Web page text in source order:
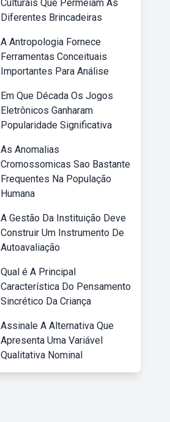
Culturais Que Permeiam As
Diferentes Brincadeiras
A Antropologia Fornece
Ferramentas Conceituais
Importantes Para Análise
Em Que Década Os Jogos
Eletrônicos Ganharam
Popularidade Significativa
As Anomalias
Cromossomicas Sao Bastante
Frequentes Na População
Humana
A Gestão Da Instituição Deve
Construir Um Instrumento De
Autoavaliação
Qual é A Principal
Característica Do Pensamento
Sincrético Da Criança
Assinale A Alternativa Que
Apresenta Uma Variável
Qualitativa Nominal